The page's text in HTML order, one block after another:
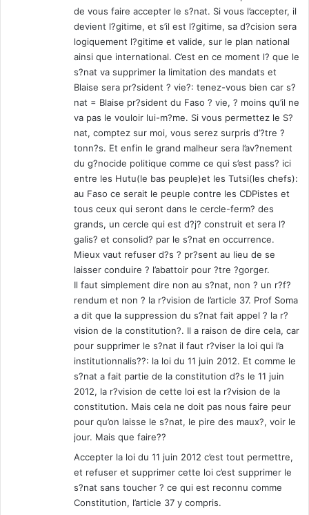
de vous faire accepter le s?nat. Si vous l’accepter, il
devient l?gitime, et s’il est l?gitime, sa d?cision sera
logiquement l?gitime et valide, sur le plan national
ainsi que international. C’est en ce moment l? que le
s?nat va supprimer la limitation des mandats et
Blaise sera pr?sident ? vie?: tenez-vous bien car s?
nat = Blaise pr?sident du Faso ? vie, ? moins qu’il ne
va pas le vouloir lui-m?me. Si vous permettez le S?
nat, comptez sur moi, vous serez surpris d’?tre ?
tonn?s. Et enfin le grand malheur sera l’av?nement
du g?nocide politique comme ce qui s’est pass? ici
entre les Hutu(le bas peuple)et les Tutsi(les chefs):
au Faso ce serait le peuple contre les CDPistes et
tous ceux qui seront dans le cercle-ferm? des
grands, un cercle qui est d?j? construit et sera l?
galis? et consolid? par le s?nat en occurrence.
Mieux vaut refuser d?s ? pr?sent au lieu de se
laisser conduire ? l’abattoir pour ?tre ?gorger.
Il faut simplement dire non au s?nat, non ? un r?f?
rendum et non ? la r?vision de l’article 37. Prof Soma
a dit que la suppression du s?nat fait appel ? la r?
vision de la constitution?. Il a raison de dire cela, car
pour supprimer le s?nat il faut r?viser la loi qui l’a
institutionnalis??: la loi du 11 juin 2012. Et comme le
s?nat a fait partie de la constitution d?s le 11 juin
2012, la r?vision de cette loi est la r?vision de la
constitution. Mais cela ne doit pas nous faire peur
pour qu’on laisse le s?nat, le pire des maux?, voir le
jour. Mais que faire??
Accepter la loi du 11 juin 2012 c’est tout permettre,
et refuser et supprimer cette loi c’est supprimer le
s?nat sans toucher ? ce qui est reconnu comme
Constitution, l’article 37 y compris.